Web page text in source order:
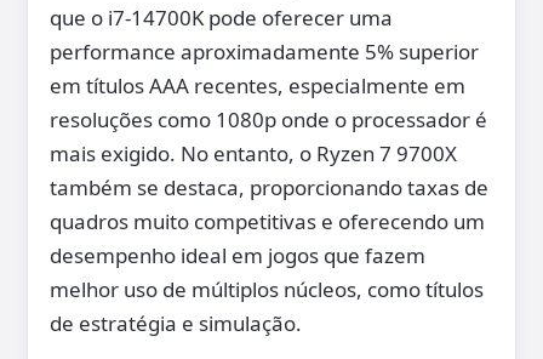
que o i7-14700K pode oferecer uma
performance aproximadamente 5% superior
em títulos AAA recentes, especialmente em
resoluções como 1080p onde o processador é
mais exigido. No entanto, o Ryzen 7 9700X
também se destaca, proporcionando taxas de
quadros muito competitivas e oferecendo um
desempenho ideal em jogos que fazem
melhor uso de múltiplos núcleos, como títulos
de estratégia e simulação.